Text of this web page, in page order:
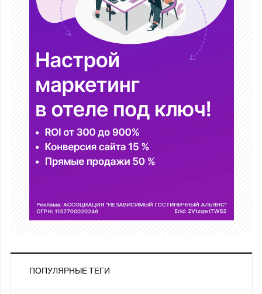
ПОПУЛЯРНЫЕ ТЕГИ